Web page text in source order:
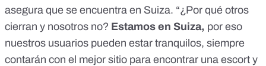
asegura que se encuentra en Suiza. “¿Por qué otros
cierran y nosotros no? Estamos en Suiza, por eso
nuestros usuarios pueden estar tranquilos, siempre
contarán con el mejor sitio para encontrar una escort y